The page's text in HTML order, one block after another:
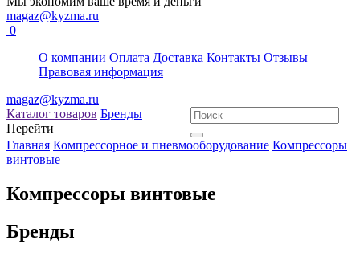
magaz@kyzma.ru
0
О компании Оплата Доставка Контакты Отзывы
Правовая информация
magaz@kyzma.ru
Каталог товаров Бренды
Перейти
Главная Компрессорное и пневмооборудование Компрессоры
винтовые
Компрессоры винтовые
Бренды